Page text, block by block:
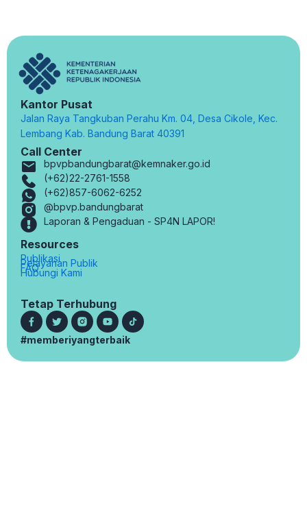
Kantor Pusat
Jalan Raya Tangkuban Perahu Km. 04, Desa Cikole, Kec.
Lembang Kab. Bandung Barat 40391
Call Center
bpvpbandungbarat@kemnaker.go.id
(+62)22-2761-1558
(+62)857-6062-6252
@bpvp.bandungbarat
Laporan & Pengaduan - SP4N LAPOR!
Resources
Publikasi
Pelayanan Publik
FAQ
Hubungi Kami
Tetap Terhubung
#memberiyangterbaik